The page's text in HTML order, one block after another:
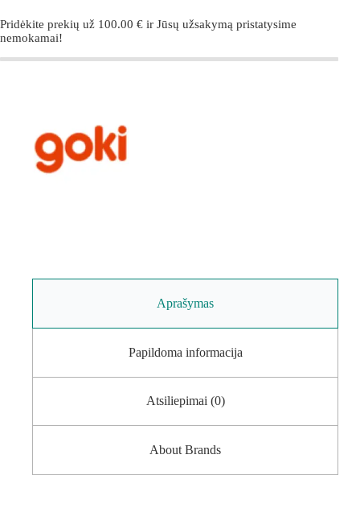
Pridėkite prekių už 100.00 € ir Jūsų užsakymą pristatysime
nemokamai!
Aprašymas
Papildoma informacija
Atsiliepimai (0)
About Brands